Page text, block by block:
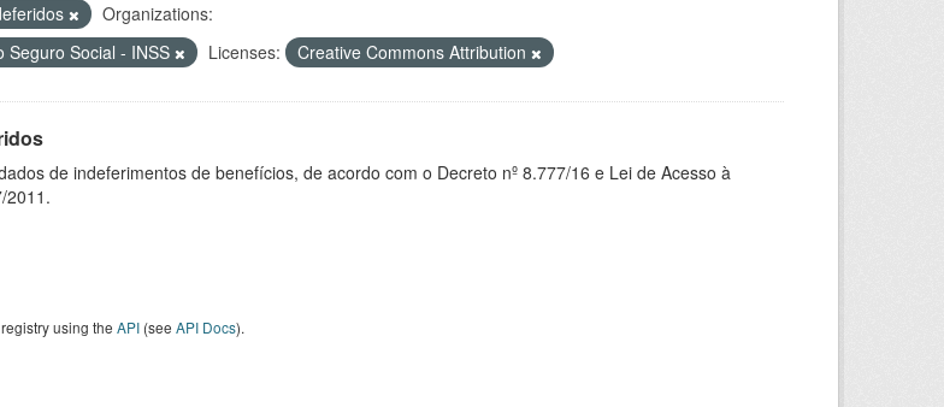
Organizations:
Seguro Social - INSS
Licenses: Creative Commons Attribution
de indeferimentos de benefícios, de acordo com o Decreto nº 8.777/16 e Lei de Acesso à
2011.
using the API (see API Docs).